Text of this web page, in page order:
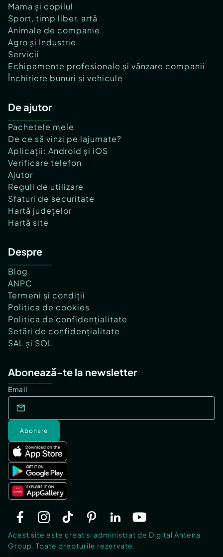
Mama și copilul
Sport, timp liber, artă
Animale de companie
Agro și Industrie
Servicii
Echipamente profesionale și vânzare companii
Închiriere bunuri și vehicule
De ajutor
Pachetele mele
De ce să vinzi pe lajumate?
Aplicații: Android și iOS
Verificare telefon
Ajutor
Reguli de utilizare
Sfaturi de securitate
Hartă județelor
Hartă site
Despre
Blog
ANPC
Termeni și condiții
Politica de cookies
Politica de confidențialitate
Setări de confidențialitate
SAL și SOL
Abonează-te la newsletter
Email
Abonare
Acest site este creat si administrat de Digital Antena
Group. Toate drepturile rezervate.